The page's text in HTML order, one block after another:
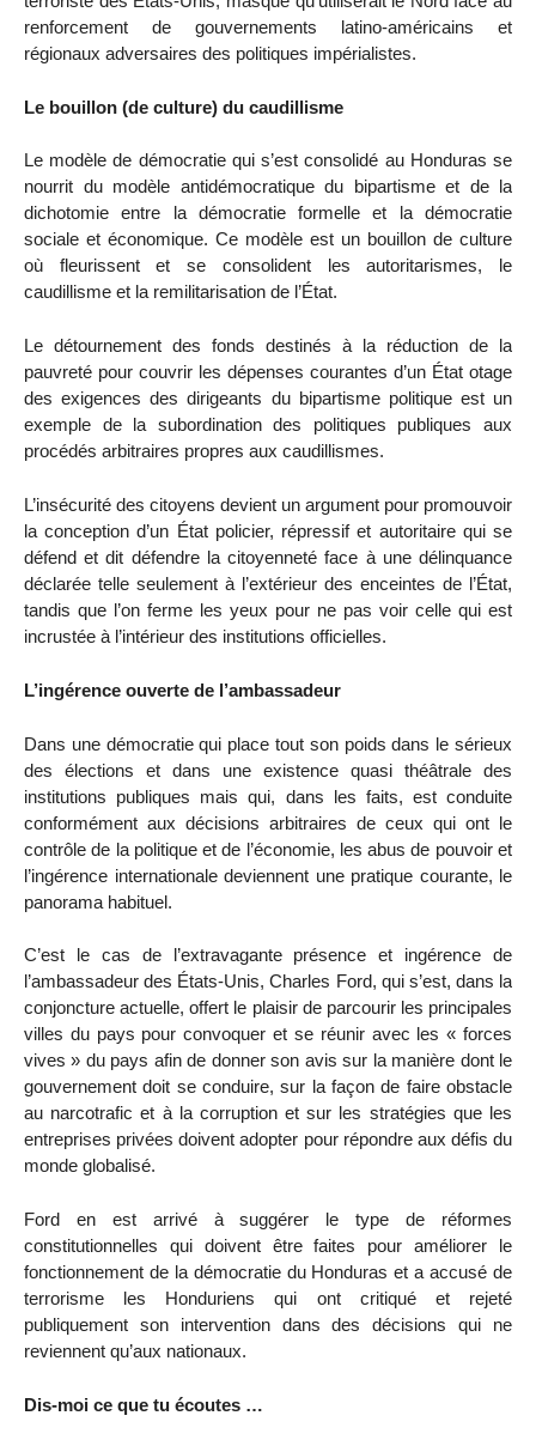
renforcement de gouvernements latino-américains et
régionaux adversaires des politiques impérialistes.
Le bouillon (de culture) du caudillisme
Le modèle de démocratie qui s’est consolidé au Honduras se
nourrit du modèle antidémocratique du bipartisme et de la
dichotomie entre la démocratie formelle et la démocratie
sociale et économique. Ce modèle est un bouillon de culture
où fleurissent et se consolident les autoritarismes, le
caudillisme et la remilitarisation de l’État.
Le détournement des fonds destinés à la réduction de la
pauvreté pour couvrir les dépenses courantes d’un État otage
des exigences des dirigeants du bipartisme politique est un
exemple de la subordination des politiques publiques aux
procédés arbitraires propres aux caudillismes.
L’insécurité des citoyens devient un argument pour promouvoir
la conception d’un État policier, répressif et autoritaire qui se
défend et dit défendre la citoyenneté face à une délinquance
déclarée telle seulement à l’extérieur des enceintes de l’État,
tandis que l’on ferme les yeux pour ne pas voir celle qui est
incrustée à l’intérieur des institutions officielles.
L’ingérence ouverte de l’ambassadeur
Dans une démocratie qui place tout son poids dans le sérieux
des élections et dans une existence quasi théâtrale des
institutions publiques mais qui, dans les faits, est conduite
conformément aux décisions arbitraires de ceux qui ont le
contrôle de la politique et de l’économie, les abus de pouvoir et
l’ingérence internationale deviennent une pratique courante, le
panorama habituel.
C’est le cas de l’extravagante présence et ingérence de
l’ambassadeur des États-Unis, Charles Ford, qui s’est, dans la
conjoncture actuelle, offert le plaisir de parcourir les principales
villes du pays pour convoquer et se réunir avec les « forces
vives » du pays afin de donner son avis sur la manière dont le
gouvernement doit se conduire, sur la façon de faire obstacle
au narcotrafic et à la corruption et sur les stratégies que les
entreprises privées doivent adopter pour répondre aux défis du
monde globalisé.
Ford en est arrivé à suggérer le type de réformes
constitutionnelles qui doivent être faites pour améliorer le
fonctionnement de la démocratie du Honduras et a accusé de
terrorisme les Honduriens qui ont critiqué et rejeté
publiquement son intervention dans des décisions qui ne
reviennent qu’aux nationaux.
Dis-moi ce que tu écoutes …